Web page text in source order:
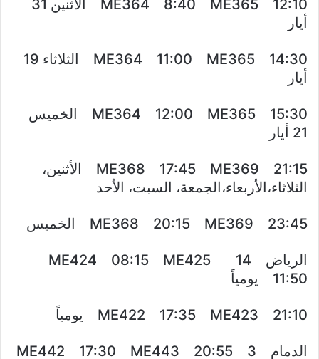
ME364 8:40 ME365 12:10 الأثنين 31
أيار
ME364 11:00 ME365 14:30 الثلاثاء 19
أيار
ME364 12:00 ME365 15:30 الخميس
21 أيار
ME368 17:45 ME369 21:15 الأثنين،
الثلاثاء،الأربعاء،الجمعة، السبت، الأحد
ME368 20:15 ME369 23:45 الخميس
الرياض 14 ME424 08:15 ME425
11:50 يومياً
ME422 17:35 ME423 21:10 يومياً